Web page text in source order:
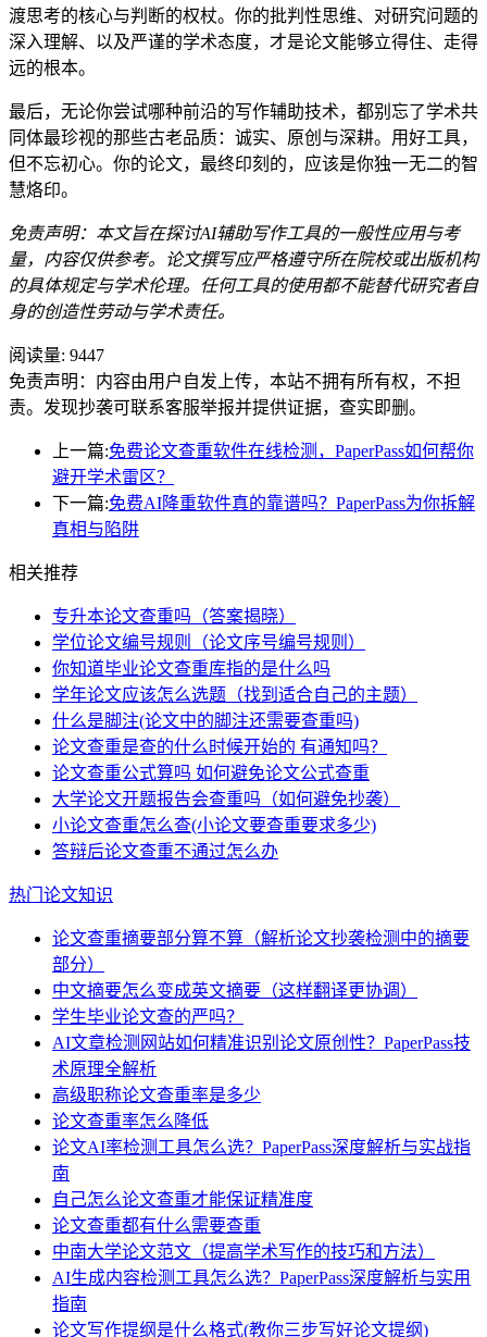
渡思考的核心与判断的权杖。你的批判性思维、对研究问题的
深入理解、以及严谨的学术态度，才是论文能够立得住、走得
远的根本。
最后，无论你尝试哪种前沿的写作辅助技术，都别忘了学术共
同体最珍视的那些古老品质：诚实、原创与深耕。用好工具，
但不忘初心。你的论文，最终印刻的，应该是你独一无二的智
慧烙印。
免责声明：本文旨在探讨AI辅助写作工具的一般性应用与考
量，内容仅供参考。论文撰写应严格遵守所在院校或出版机构
的具体规定与学术伦理。任何工具的使用都不能替代研究者自
身的创造性劳动与学术责任。
阅读量: 9447
免责声明：内容由用户自发上传，本站不拥有所有权，不担
责。发现抄袭可联系客服举报并提供证据，查实即删。
上一篇:免费论文查重软件在线检测，PaperPass如何帮你
避开学术雷区？
下一篇:免费AI降重软件真的靠谱吗？PaperPass为你拆解
真相与陷阱
相关推荐
专升本论文查重吗（答案揭晓）
学位论文编号规则（论文序号编号规则）
你知道毕业论文查重库指的是什么吗
学年论文应该怎么选题（找到适合自己的主题）
什么是脚注(论文中的脚注还需要查重吗)
论文查重是查的什么时候开始的 有通知吗？
论文查重公式算吗 如何避免论文公式查重
大学论文开题报告会查重吗（如何避免抄袭）
小论文查重怎么查(小论文要查重要求多少)
答辩后论文查重不通过怎么办
热门论文知识
论文查重摘要部分算不算（解析论文抄袭检测中的摘要
部分）
中文摘要怎么变成英文摘要（这样翻译更协调）
学生毕业论文查的严吗？
AI文章检测网站如何精准识别论文原创性？PaperPass技
术原理全解析
高级职称论文查重率是多少
论文查重率怎么降低
论文AI率检测工具怎么选？PaperPass深度解析与实战指
南
自己怎么论文查重才能保证精准度
论文查重都有什么需要查重
中南大学论文范文（提高学术写作的技巧和方法）
AI生成内容检测工具怎么选？PaperPass深度解析与实用
指南
论文写作提纲是什么格式(教你三步写好论文提纲)